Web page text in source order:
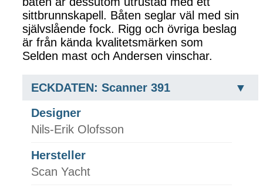
sittbrunnskapell. Båten seglar väl med sin
självslående fock. Rigg och övriga beslag
är från kända kvalitetsmärken som
Selden mast och Andersen vinschar.
ECKDATEN: Scanner 391
Designer
Nils-Erik Olofsson
Hersteller
Scan Yacht